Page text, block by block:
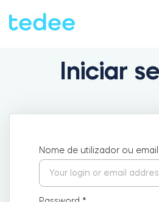
COMO FUNCIONA?
Aluguer
Fechaduras
Tedee GO
Iniciar
Nome de utilizador ou email